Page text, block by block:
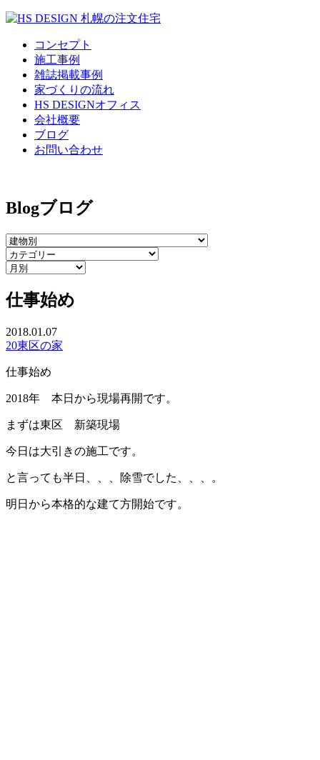
コンセプト
施工事例
雑誌掲載事例
家づくりの流れ
HS DESIGNオフィス
会社概要
ブログ
お問い合わせ
Blogブログ
仕事始め
2018.01.07
20東区の家
仕事始め
2018年 本日から現場再開です。
まずは東区 新築現場
今日は大引きの施工です。
と言っても半日、、、除雪でした、、、。
明日から本格的な建て方開始です。